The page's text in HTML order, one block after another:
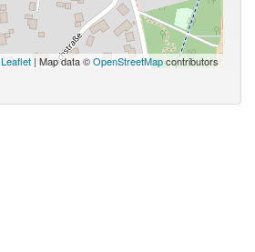
Leaflet | Map data ©OpenStreetMapcontributors